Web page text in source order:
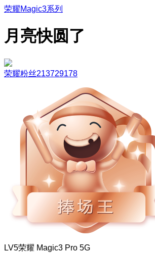
荣耀Magic3系列
月亮快圆了
荣耀粉丝213729178
LV5荣耀 Magic3 Pro 5G